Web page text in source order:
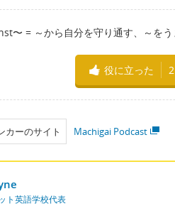
〜 = ～から自分を守り通す、～をう
役に立った 2
カーのサイト Machigai Podcast
ト英語学校代表